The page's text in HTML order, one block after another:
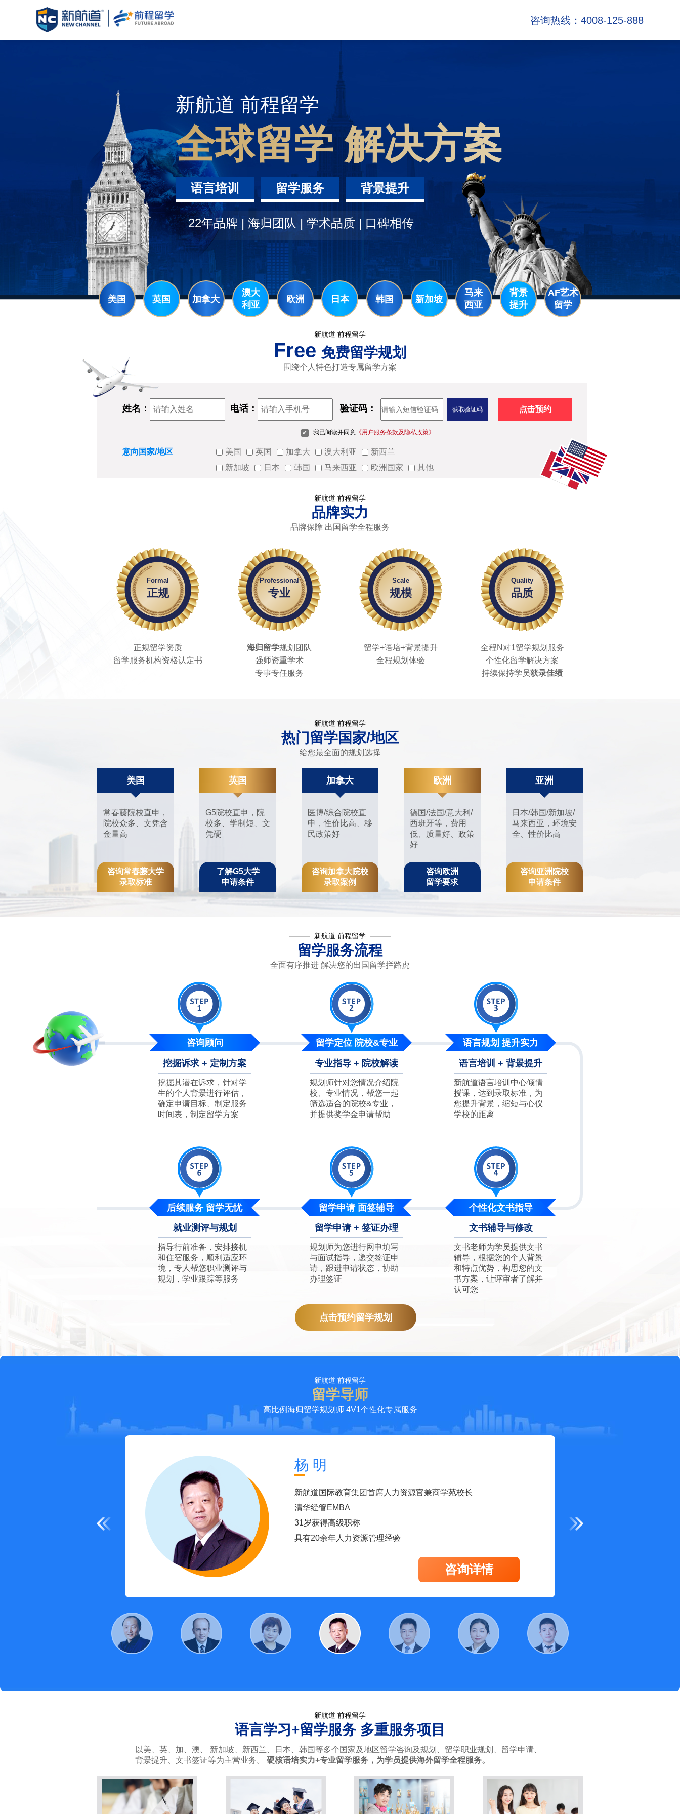
咨询热线：4008-125-888
新航道 前程留学
全球留学 解决方案
语言培训 留学服务 背景提升
22年品牌 | 海归团队 | 学术品质 | 口碑相传
美国 英国 加拿大
澳大
利亚
欧洲 日本 韩国 新加坡
马来
西亚
背景
提升
AF艺术
留学
新航道 前程留学
Free 免费留学规划
围绕个人特色打造专属留学方案
姓名： 电话： 验证码： 获取验证码 点击预约
我已阅读并同意《用户服务条款及隐私政策》
意向国家/地区 美国 英国 加拿大 澳大利亚
新西兰
新加坡
日本 韩国 马来西亚 欧洲国家 其他
新航道 前程留学
品牌实力
品牌保障 出国留学全程服务
Formal
正规
正规留学资质
留学服务机构资格认定书
Professional
专业
海归留学规划团队
强师资重学术
专事专任服务
Scale
规模
留学+语培+背景提升
全程规划体验
Quality
品质
全程N对1留学规划服务
个性化留学解决方案
持续保持学员获录佳绩
新航道 前程留学
热门留学国家/地区
给您最全面的规划选择
美国
常春藤院校直申，
院校众多、文凭含
金量高
咨询常春藤大学
录取标准
英国
G5院校直申，院
校多、学制短、文
凭硬
了解G5大学
申请条件
加拿大
医博/综合院校直
申，性价比高、移
民政策好
咨询加拿大院校
录取案例
欧洲
德国/法国/意大利/
西班牙等，费用
低、质量好、政策
好
咨询欧洲
留学要求
亚洲
日本/韩国/新加坡/
马来西亚，环境安
全、性价比高
咨询亚洲院校
申请条件
新航道 前程留学
留学服务流程
全面有序推进 解决您的出国留学拦路虎
咨询顾问
挖掘诉求 + 定制方案
挖掘其潜在诉求，针对学
生的个人背景进行评估，
确定申请目标、制定服务
时间表，制定留学方案
留学定位 院校&专业
专业指导 + 院校解读
规划师针对您情况介绍院
校、专业情况，帮您一起
筛选适合的院校&专业，
并提供奖学金申请帮助
语言规划 提升实力
语言培训 + 背景提升
新航道语言培训中心倾情
授课，达到录取标准，为
您提升背景，缩短与心仪
学校的距离
个性化文书指导
文书辅导与修改
文书老师为学员提供文书
辅导，根据您的个人背景
和特点优势，构思您的文
书方案，让评审者了解并
认可您
留学申请 面签辅导
留学申请 + 签证办理
规划师为您进行网申填写
与面试指导，递交签证申
请，跟进申请状态，协助
办理签证
后续服务 留学无忧
就业测评与规划
指导行前准备，安排接机
和住宿服务，顺利适应环
境，专人帮您职业测评与
规划，学业跟踪等服务
点击预约留学规划
新航道 前程留学
留学导师
高比例海归留学规划师 4V1个性化专属服务
兰 熙
新航道国际教育集团教学管理部总监
北京外国语大学高级翻译学院硕士、德英汉复语同声传译专业
曾担任新华社总社编辑以及驻柏林分社、欧洲总分社记者
咨询详情
新航道 前程留学
语言学习+留学服务 多重服务项目
以美、英、加、澳、 新加坡、新西兰、日本、韩国等多个国家及地区留学咨询及规划、留学职业规划、留学申请、
背景提升、文书签证等为主营业务。 硬核语培实力+专业留学服务，为学员提供海外留学全程服务。